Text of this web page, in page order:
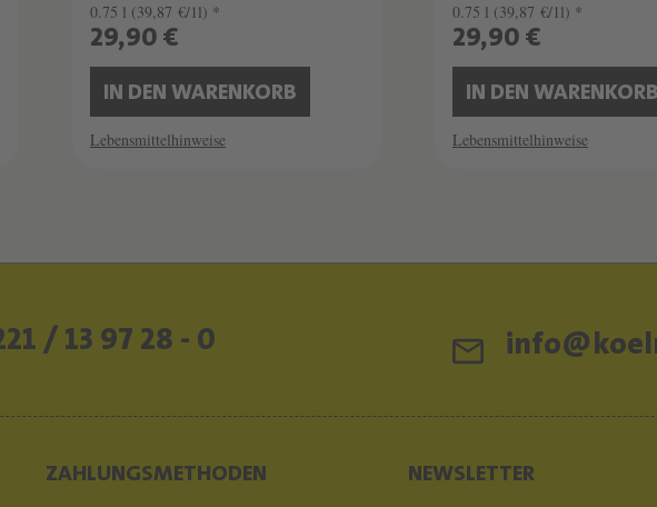
0.75 l (39,87 €/1l) *
29,90 €
IN DEN WARENKORB
Lebensmittelhinweise
0.75 l (39,87 €/1l) *
29,90 €
IN DEN
Lebensmittelhinweise
/ 13 97 28 - 0
ZAHLUNGSMETHODEN NEWSLETTER